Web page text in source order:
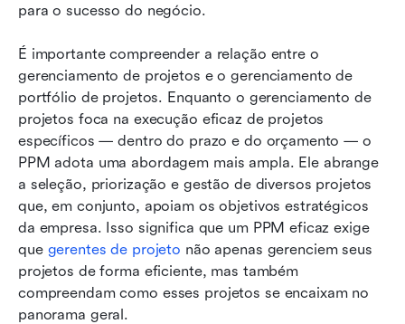
para o sucesso do negócio.
É importante compreender a relação entre o
gerenciamento de projetos e o gerenciamento de
portfólio de projetos. Enquanto o gerenciamento de
projetos foca na execução eficaz de projetos
específicos — dentro do prazo e do orçamento — o
PPM adota uma abordagem mais ampla. Ele abrange
a seleção, priorização e gestão de diversos projetos
que, em conjunto, apoiam os objetivos estratégicos
da empresa. Isso significa que um PPM eficaz exige
que gerentes de projeto não apenas gerenciem seus
projetos de forma eficiente, mas também
compreendam como esses projetos se encaixam no
panorama geral.